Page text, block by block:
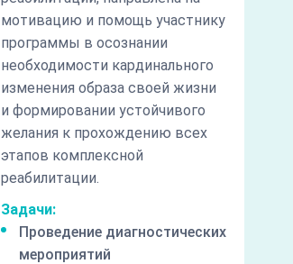
мотивацию и помощь участнику
программы в осознании
необходимости кардинального
изменения образа своей жизни
и формировании устойчивого
желания к прохождению всех
этапов комплексной
реабилитации.
Задачи:
Проведение диагностических
мероприятий